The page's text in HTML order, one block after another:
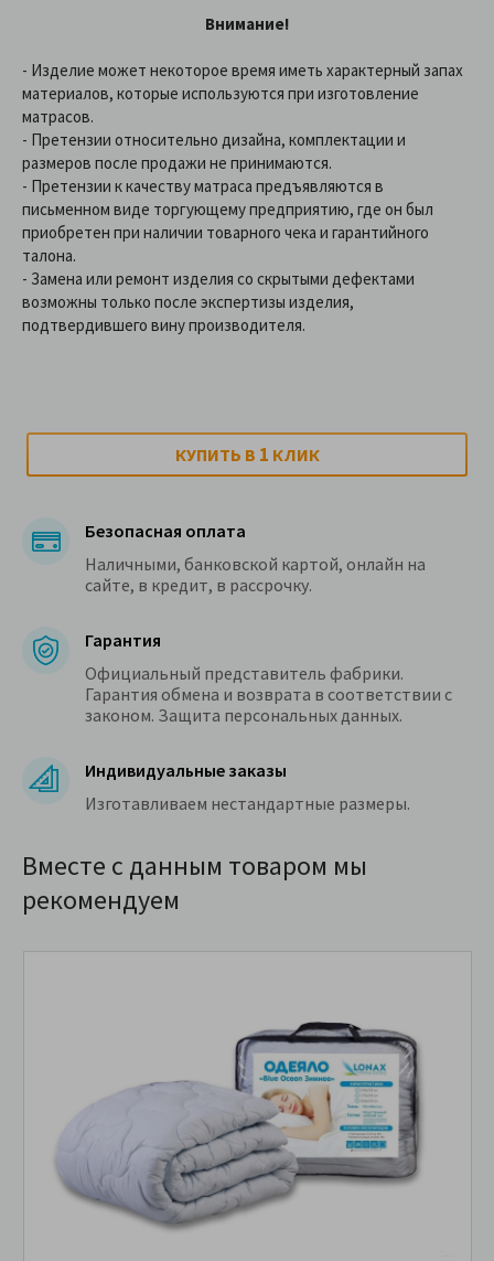
Внимание!
- Изделие может некоторое время иметь характерный запах
материалов, которые используются при изготовление
матрасов.
- Претензии относительно дизайна, комплектации и
размеров после продажи не принимаются.
- Претензии к качеству матраса предъявляются в
письменном виде торгующему предприятию, где он был
приобретен при наличии товарного чека и гарантийного
талона.
- Замена или ремонт изделия со скрытыми дефектами
возможны только после экспертизы изделия,
подтвердившего вину производителя.
КУПИТЬ В 1 КЛИК
Безопасная оплата
Наличными, банковской картой, онлайн на
сайте, в кредит, в рассрочку.
Гарантия
Официальный представитель фабрики.
Гарантия обмена и возврата в соответствии с
законом. Защита персональных данных.
Индивидуальные заказы
Изготавливаем нестандартные размеры.
Вместе с данным товаром мы
рекомендуем